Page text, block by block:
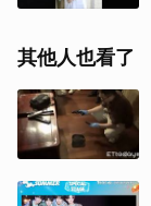
其他人也看了